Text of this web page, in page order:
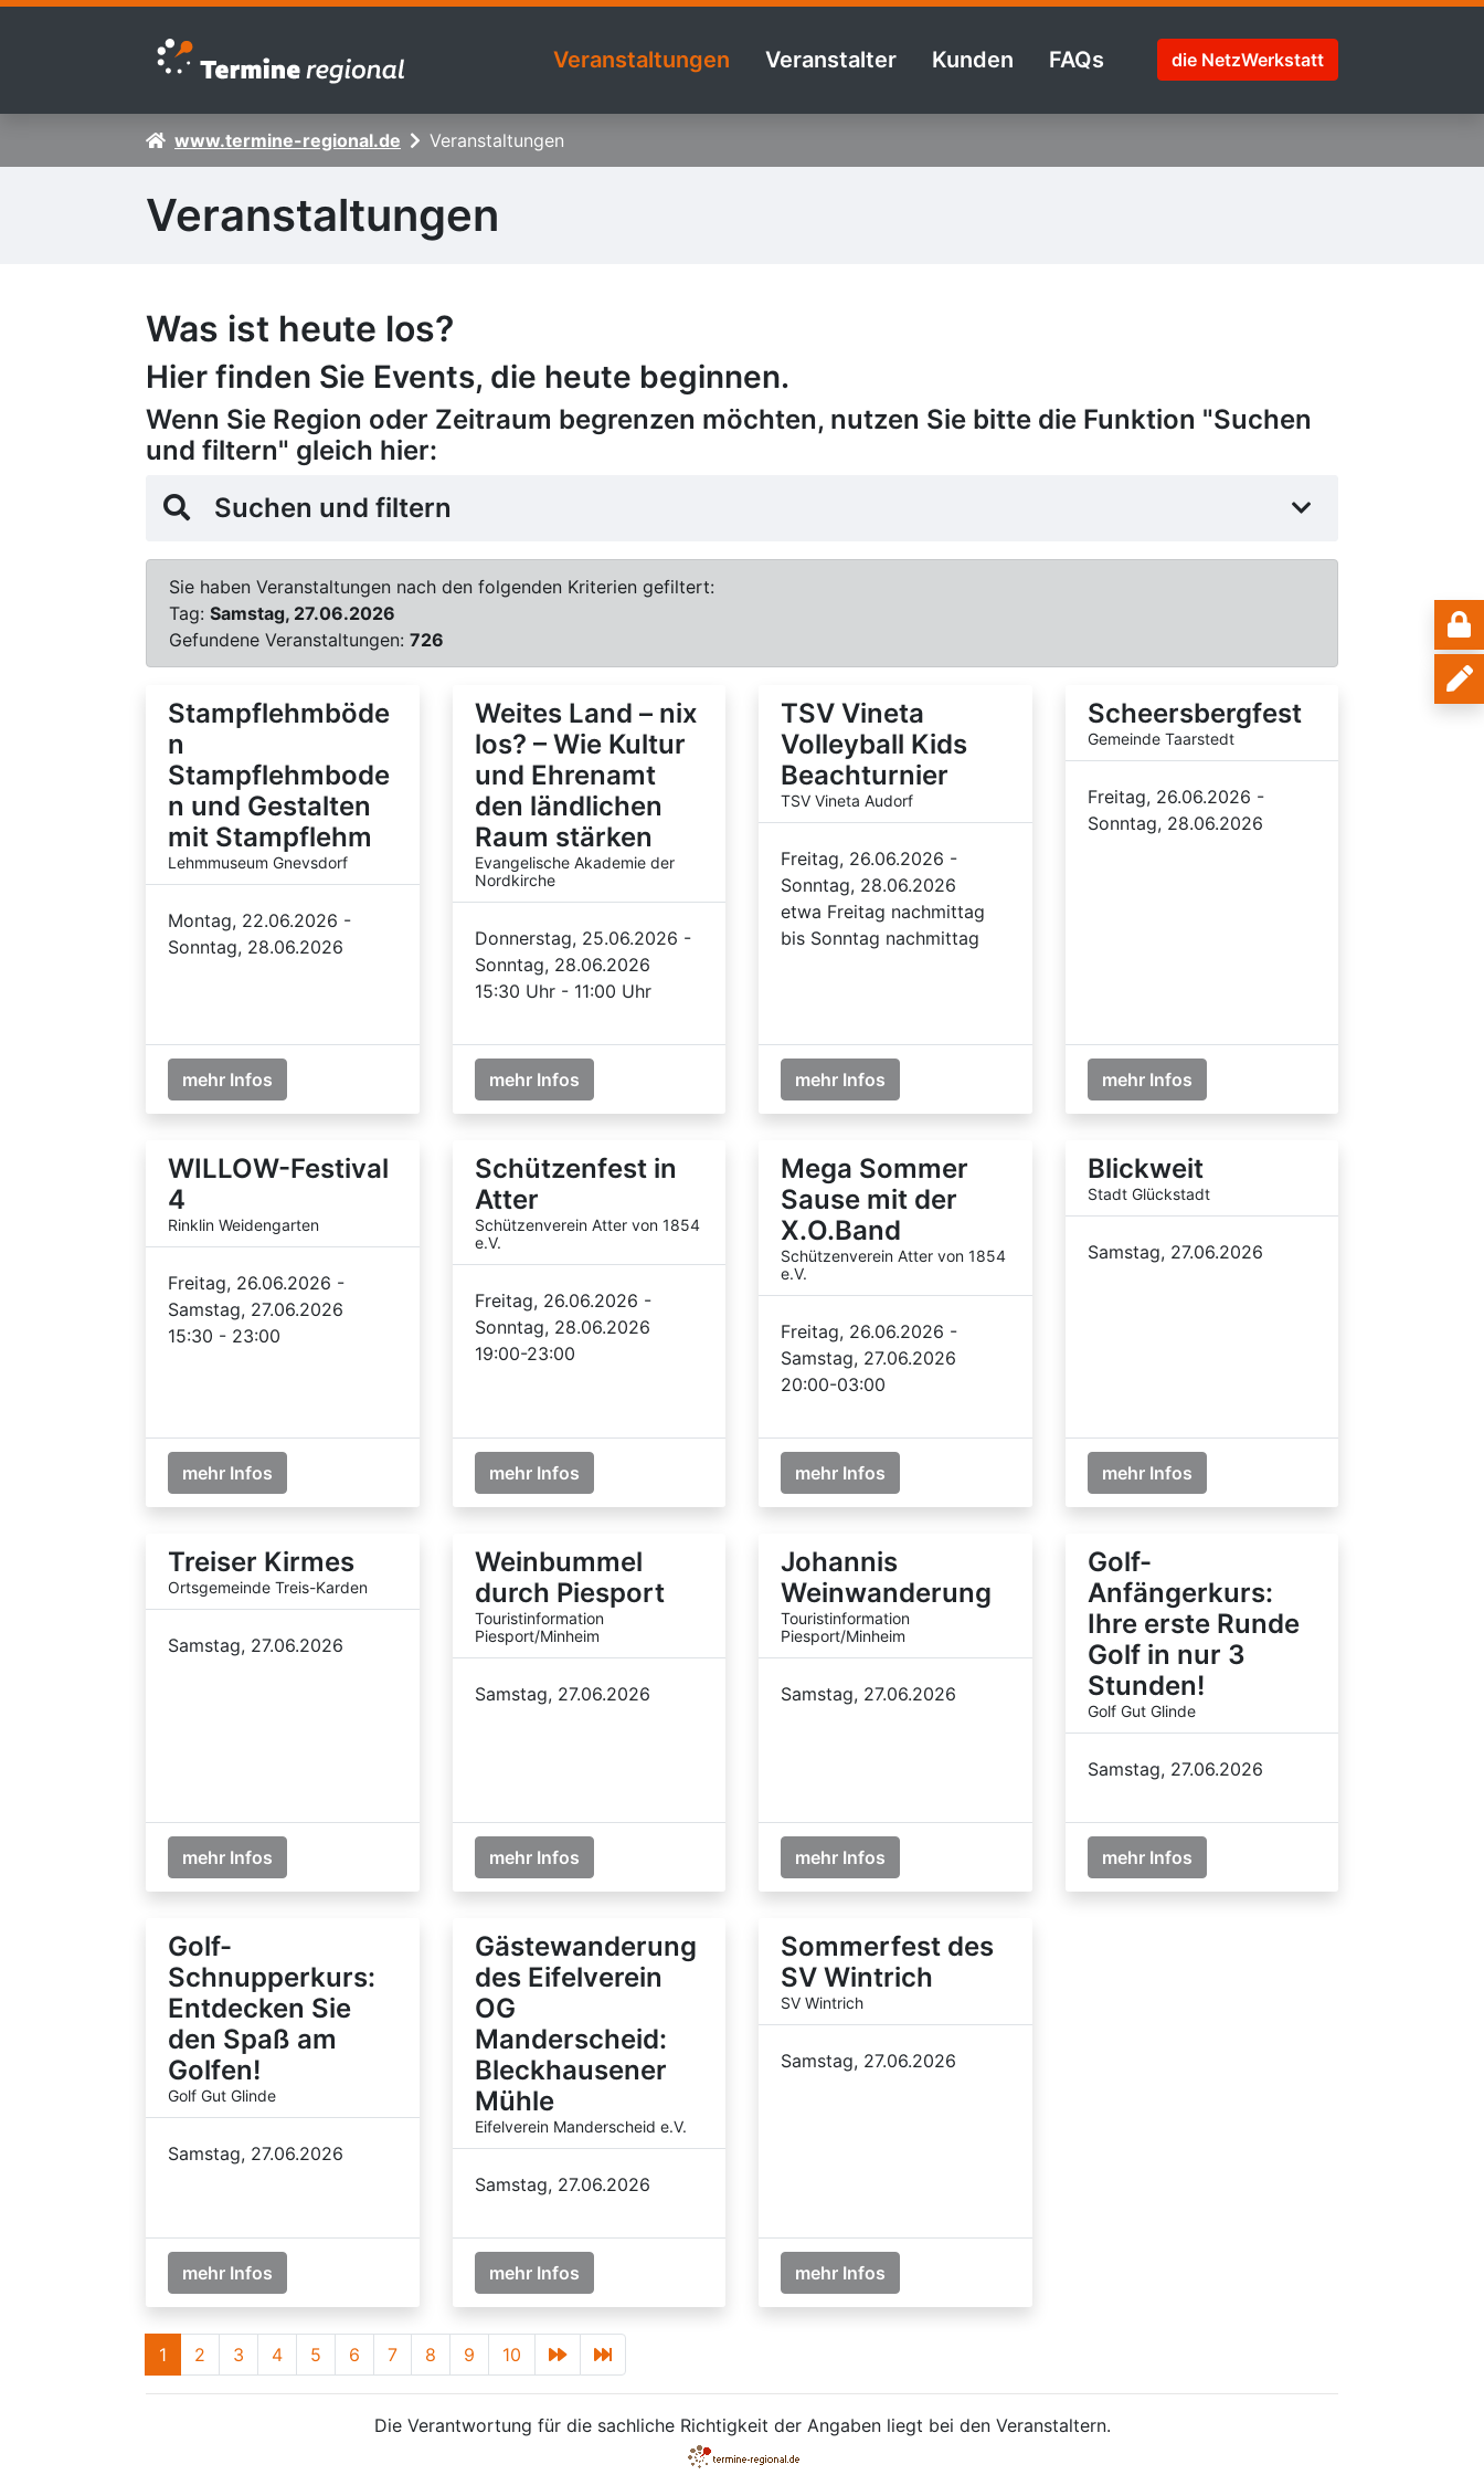
Zur Navigation springen
Zum Inhalt springen
Veranstaltungen Veranstalter Kunden FAQs die NetzWerkstatt
www.termine-regional.de Veranstaltungen
Veranstaltungen
Was ist heute los?
Hier finden Sie Events, die heute beginnen.
Wenn Sie Region oder Zeitraum begrenzen möchten, nutzen Sie bitte die Funktion "Suchen
und filtern" gleich hier:
Suchen und filtern
Sie haben Veranstaltungen nach den folgenden Kriterien gefiltert:
Tag: Samstag, 27.06.2026
Gefundene Veranstaltungen: 726
Stampflehmböde
n
Stampflehmbode
n und Gestalten
mit Stampflehm
Lehmmuseum Gnevsdorf
Montag, 22.06.2026 -
Sonntag, 28.06.2026
mehr Infos
Weites Land – nix
los? – Wie Kultur
und Ehrenamt
den ländlichen
Raum stärken
Evangelische Akademie der
Nordkirche
Donnerstag, 25.06.2026 -
Sonntag, 28.06.2026
15:30 Uhr - 11:00 Uhr
mehr Infos
TSV Vineta
Volleyball Kids
Beachturnier
TSV Vineta Audorf
Freitag, 26.06.2026 -
Sonntag, 28.06.2026
etwa Freitag nachmittag
bis Sonntag nachmittag
mehr Infos
Scheersbergfest
Gemeinde Taarstedt
Freitag, 26.06.2026 -
Sonntag, 28.06.2026
mehr Infos
WILLOW-Festival
4
Rinklin Weidengarten
Freitag, 26.06.2026 -
Samstag, 27.06.2026
15:30 - 23:00
mehr Infos
Schützenfest in
Atter
Schützenverein Atter von 1854
e.V.
Freitag, 26.06.2026 -
Sonntag, 28.06.2026
19:00-23:00
mehr Infos
Mega Sommer
Sause mit der
X.O.Band
Schützenverein Atter von 1854
e.V.
Freitag, 26.06.2026 -
Samstag, 27.06.2026
20:00-03:00
mehr Infos
Blickweit
Stadt Glückstadt
Samstag, 27.06.2026
mehr Infos
Treiser Kirmes
Ortsgemeinde Treis-Karden
Samstag, 27.06.2026
mehr Infos
Weinbummel
durch Piesport
Touristinformation
Piesport/Minheim
Samstag, 27.06.2026
mehr Infos
Johannis
Weinwanderung
Touristinformation
Piesport/Minheim
Samstag, 27.06.2026
mehr Infos
Golf-
Anfängerkurs:
Ihre erste Runde
Golf in nur 3
Stunden!
Golf Gut Glinde
Samstag, 27.06.2026
mehr Infos
Golf-
Schnupperkurs:
Entdecken Sie
den Spaß am
Golfen!
Golf Gut Glinde
Samstag, 27.06.2026
mehr Infos
Gästewanderung
des Eifelverein
OG
Manderscheid:
Bleckhausener
Mühle
Eifelverein Manderscheid e.V.
Samstag, 27.06.2026
mehr Infos
Sommerfest des
SV Wintrich
SV Wintrich
Samstag, 27.06.2026
mehr Infos
1 2 3 4 5 6 7 8 9 10
Die Verantwortung für die sachliche Richtigkeit der Angaben liegt bei den Veranstaltern.